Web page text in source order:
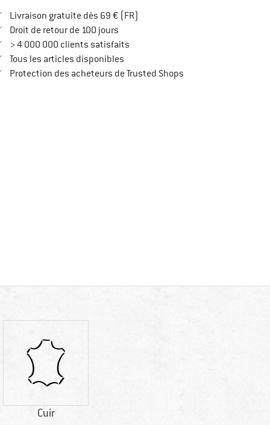
Livraison gratuite dès 69 € (FR)
Droit de retour de 100 joursTrouve les informations de
> 4 000 000 clients satisfaits
Tous les articles disponibles
Protection des acheteurs de Trusted ShopsTrouve toutes les
Cuir